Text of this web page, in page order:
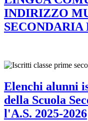
INDIRIZZO
SECONDARIA
Elenchi alunni
della Scuola
l'A.S. 2025-2026